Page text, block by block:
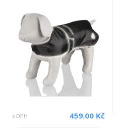
s DPH 459.00 Kč